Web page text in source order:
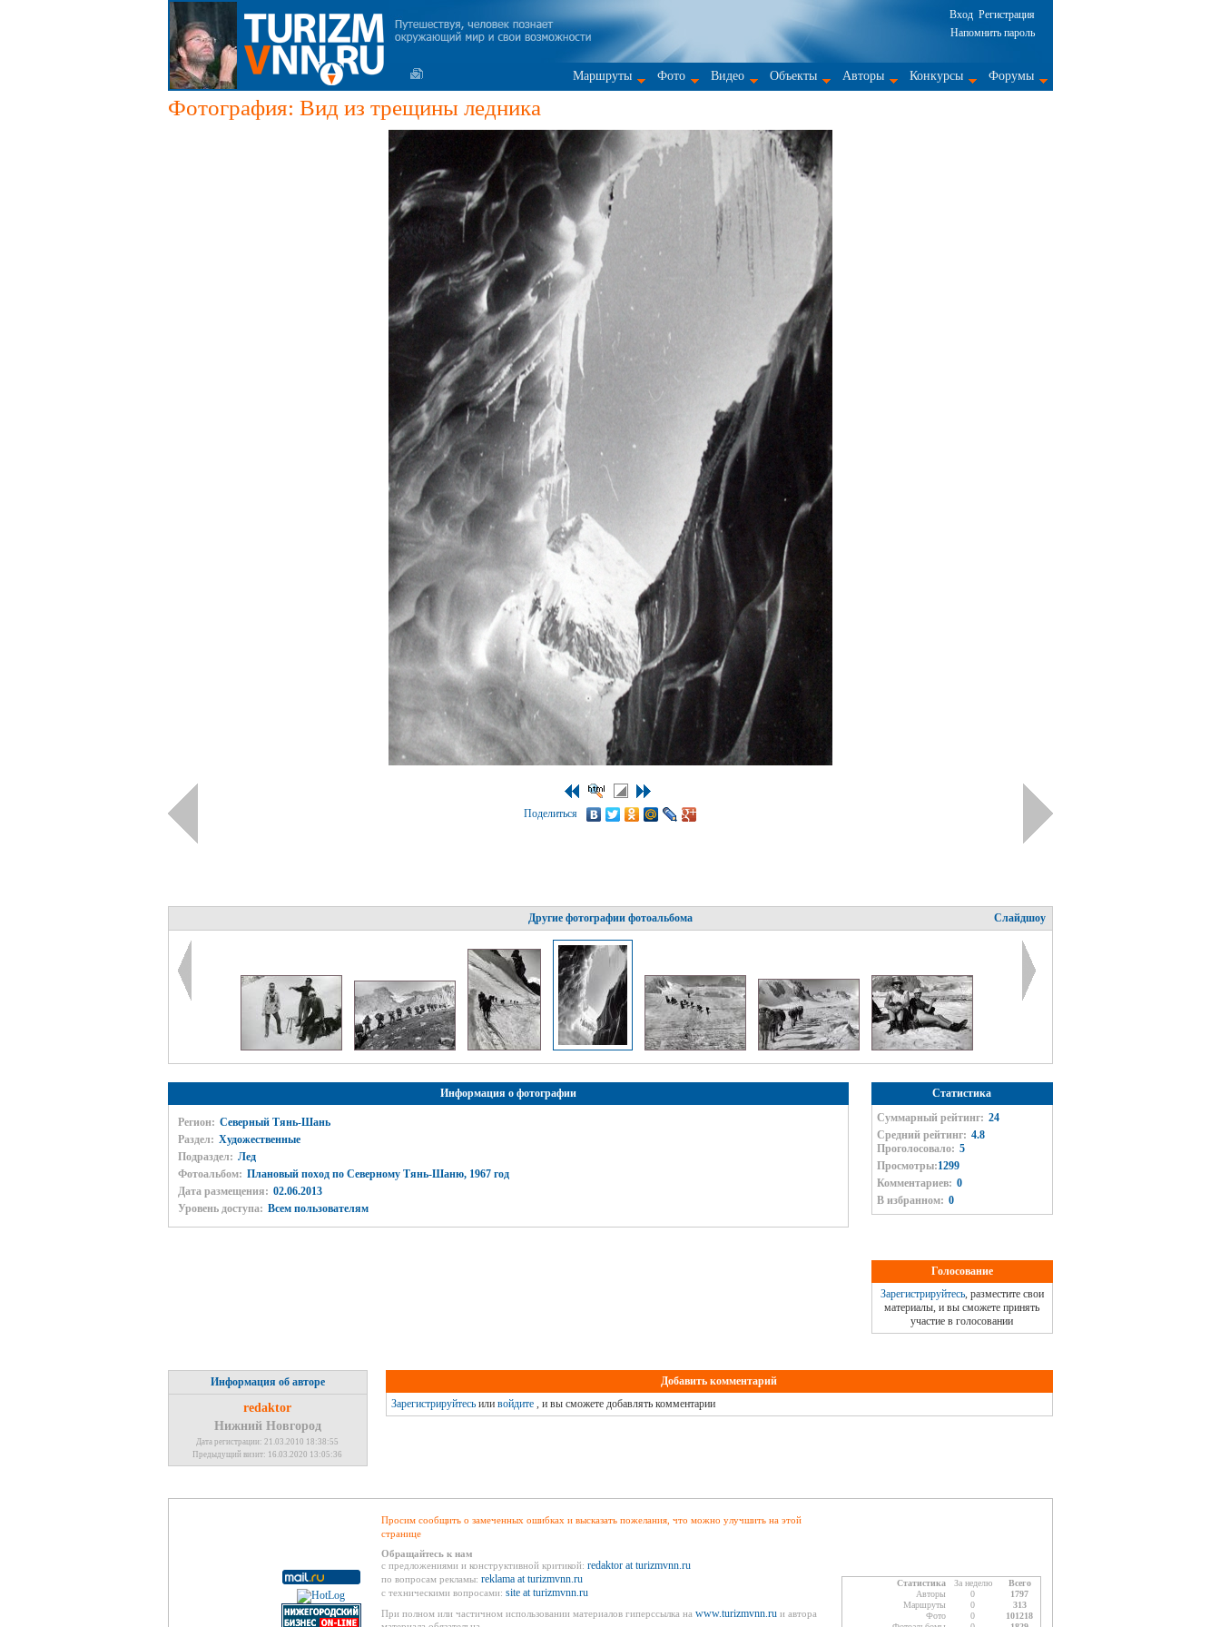
Вход Регистрация
Напомнить пароль
Маршруты Фото Видео Объекты Авторы Конкурсы Форумы
Фотография: Вид из трещины ледника
Поделиться
Другие фотографии фотоальбома Слайдшоу
Информация о фотографии
Регион: Северный Тянь-Шань
Раздел: Художественные
Подраздел: Лед
Фотоальбом: Плановый поход по Северному Тянь-Шаню, 1967 год
Дата размещения: 02.06.2013
Уровень доступа: Всем пользователям
Статистика
Суммарный рейтинг: 24
Средний рейтинг: 4.8
Проголосовало: 5
Просмотры:1299
Комментариев: 0
В избранном: 0
Голосование
Зарегистрируйтесь, разместите свои
материалы, и вы сможете принять
участие в голосовании
Информация об авторе
redaktor
Нижний Новгород
Дата регистрации: 21.03.2010 18:38:55
Предыдущий визит: 16.03.2020 13:05:36
Добавить комментарий
Зарегистрируйтесьили войдите, и вы сможете добавлять комментарии
Просим сообщить о замеченных ошибках и высказать пожелания, что можно улучшить на этой
странице
Обращайтесь к нам
с предложениями и конструктивной критикой: redaktor at turizmvnn.ru
по вопросам рекламы: reklama at turizmvnn.ru
с техническими вопросами: site at turizmvnn.ru
При полном или частичном использовании материалов гиперссылка на www.turizmvnn.ruи автора
Статистика За неделю
Всего
Авторы
0
1797
Маршруты
0
313
Фото
0
101218